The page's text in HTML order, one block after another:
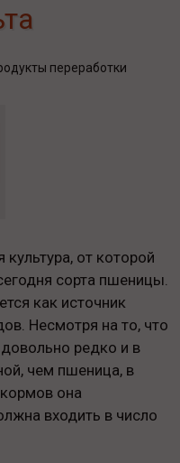
переработки
от которой
сорта пшеницы.
как источник
Несмотря на то, что
довольно редко и в
чем пшеница, в
она
входить в число